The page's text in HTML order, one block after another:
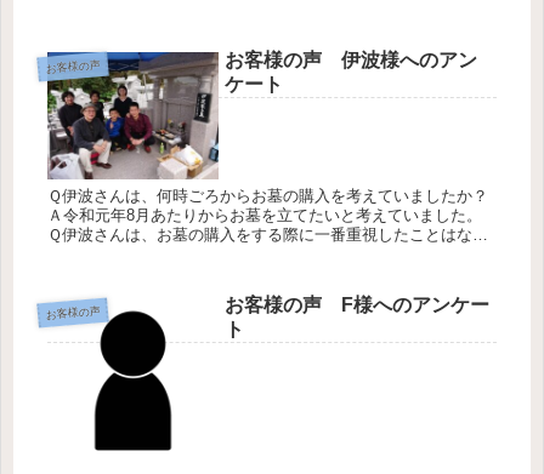
お客様の声
お客様の声 伊波様へのアン
ケート
Ｑ伊波さんは、何時ごろからお墓の購入を考えていましたか？
Ａ令和元年8月あたりからお墓を立てたいと考えていました。
Ｑ伊波さんは、お墓の購入をする際に一番重視したことはなん
お客様の声
お客様の声 F様へのアンケー
ト